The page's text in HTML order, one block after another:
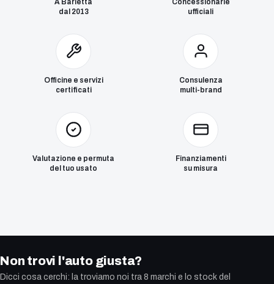
dal 2013
ufficiali
Officine e servizi
certificati
Consulenza
multi-brand
Valutazione e permuta
del tuo usato
Finanziamenti
su misura
Non trovi l'auto giusta?
Dicci cosa cerchi: la troviamo noi tra 8 marchi e lo stock del